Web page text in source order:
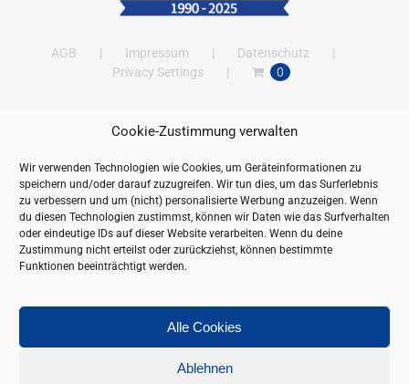
Cookie-Zustimmung verwalten
Wir verwenden Technologien wie Cookies, um Geräteinformationen zu
speichern und/oder darauf zuzugreifen. Wir tun dies, um das Surferlebnis
zu verbessern und um (nicht) personalisierte Werbung anzuzeigen. Wenn
du diesen Technologien zustimmst, können wir Daten wie das Surfverhalten
oder eindeutige IDs auf dieser Website verarbeiten. Wenn du deine
Zustimmung nicht erteilst oder zurückziehst, können bestimmte
Funktionen beeinträchtigt werden.
Alle Cookies
Ablehnen
AGB Impressum
Datenschutz
Privacy Settings
0
ANSCHRIFT
New Gastroline GmbH
Barthestraße 115
18356 Barth
Deutschland/Germany
Öffnungszeiten:
Mo. - Fr. 09.00 bis 16.00 Uhr
https://www.newgastroline.de